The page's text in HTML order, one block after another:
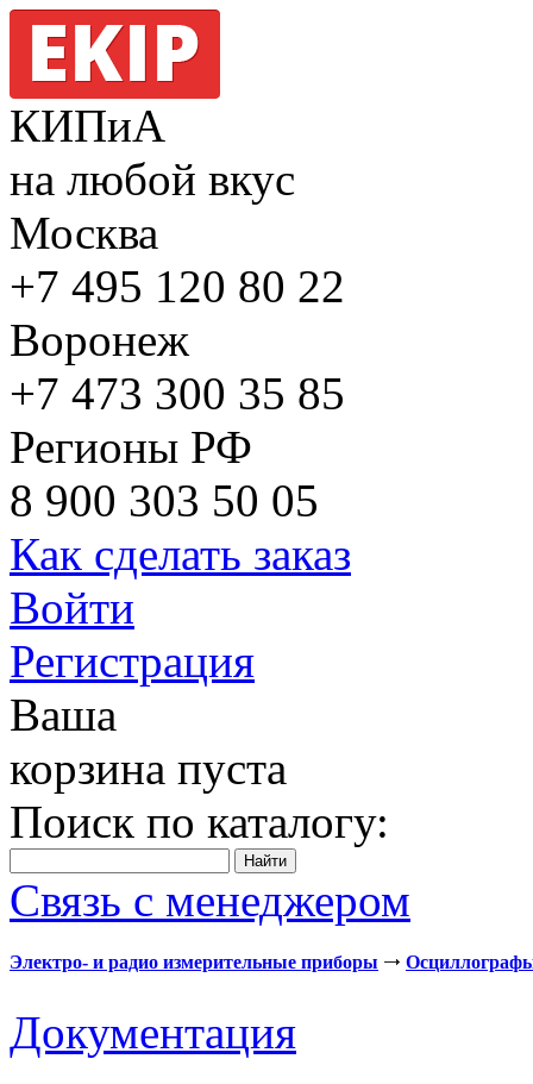
КИПиА
на любой вкус
Москва
+7 495 120 80 22
Воронеж
+7 473 300 35 85
Регионы РФ
8 900 303 50 05
Как сделать заказ
Войти
Регистрация
Ваша
корзина пуста
Поиск по каталогу:
Связь с менеджером
Электро- и радио измерительные приборы
Документация